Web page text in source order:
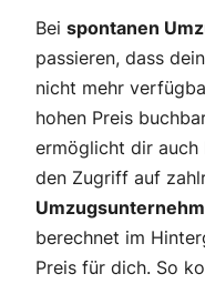
Bei spontanen
passieren, dass
nicht mehr
hohen Preis
ermöglicht dir
den Zugriff auf
berechnet im
Preis für dich. So